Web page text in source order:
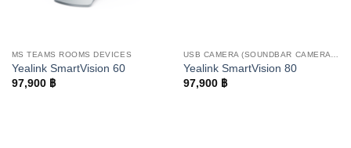
MS TEAMS ROOMS DEVICES
Yealink SmartVision 60
97,900 ฿
Yealink SmartVision 80
97,900 ฿